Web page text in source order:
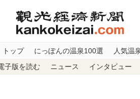
トップ にっぽんの温泉100選 人気温
子版を読む ニュース インタビュー